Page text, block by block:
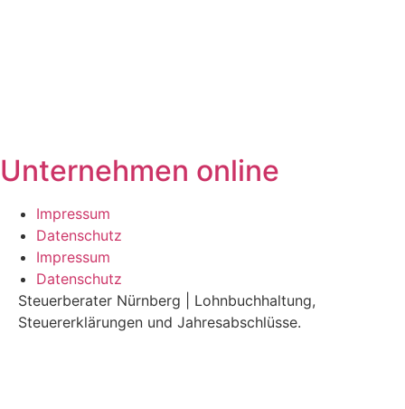
Unternehmen online
Impressum
Datenschutz
Impressum
Datenschutz
Steuerberater Nürnberg | Lohnbuchhaltung,
Steuererklärungen und Jahresabschlüsse.